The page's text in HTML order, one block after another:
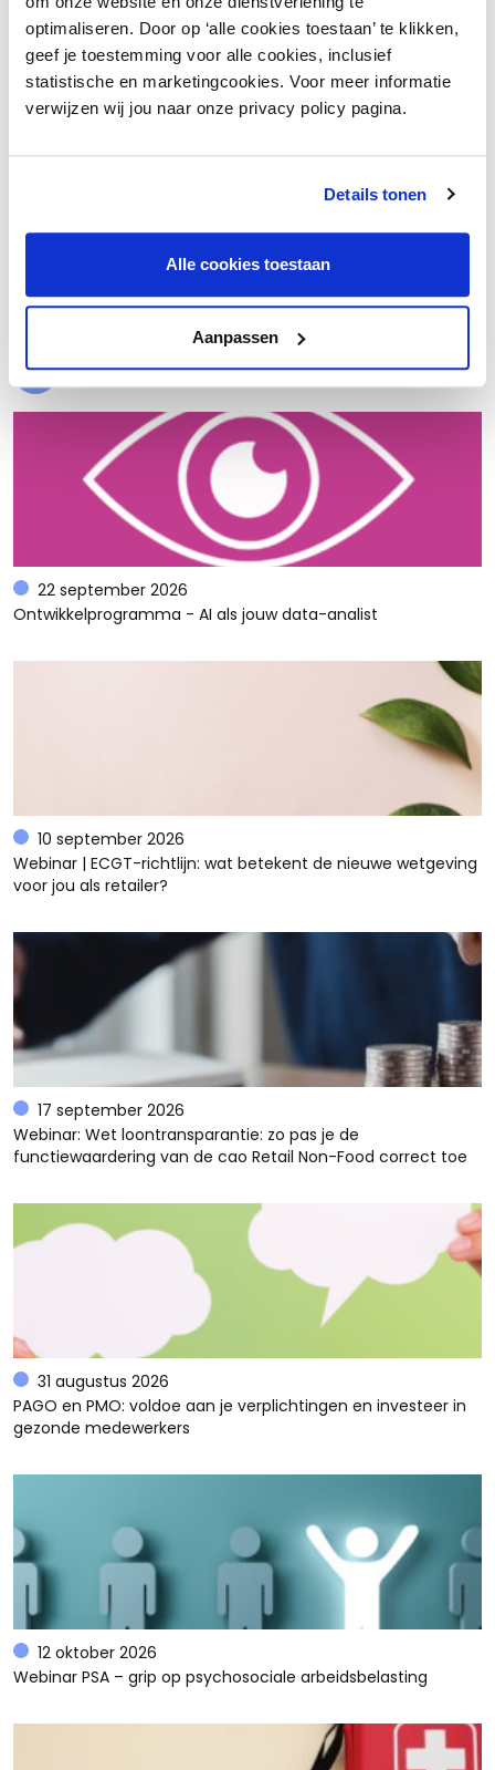
optimaliseren. Door op ‘alle cookies toestaan’ te klikken,
geef je toestemming voor alle cookies, inclusief
statistische en marketingcookies. Voor meer informatie
verwijzen wij jou naar onze privacy policy pagina.
Details tonen
Alle cookies toestaan
Aanpassen
Laad meer
Evenementen
22 september 2026
Ontwikkelprogramma - AI als jouw data-analist
10 september 2026
Webinar | ECGT-richtlijn: wat betekent de nieuwe wetgeving
voor jou als retailer?
17 september 2026
Webinar: Wet loontransparantie: zo pas je de
functiewaardering van de cao Retail Non-Food correct toe
31 augustus 2026
PAGO en PMO: voldoe aan je verplichtingen en investeer in
gezonde medewerkers
12 oktober 2026
Webinar PSA – grip op psychosociale arbeidsbelasting